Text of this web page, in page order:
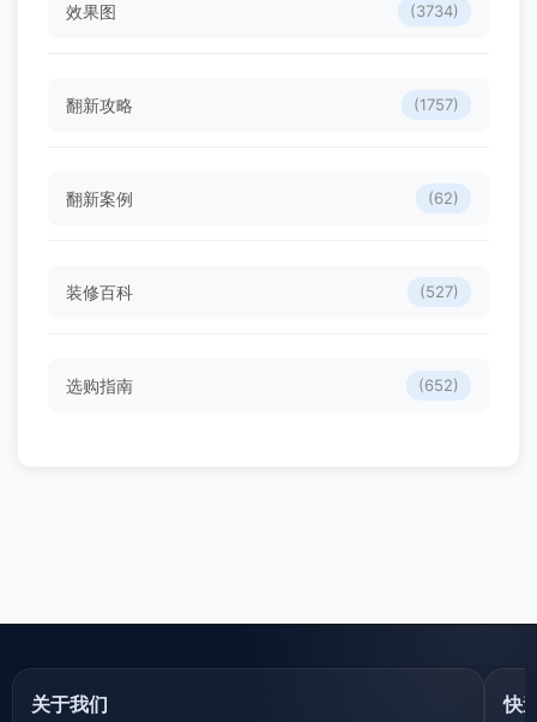
效果图 (3734)
翻新攻略 (1757)
翻新案例 (62)
装修百科 (527)
选购指南 (652)
关于我们 快